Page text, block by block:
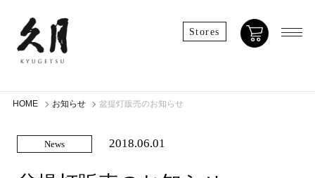
Stores
HOME お知らせ 盆提灯販売のお知らせ
News 2018.06.01